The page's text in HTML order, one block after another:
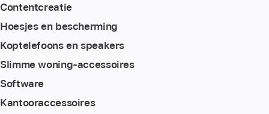
Content­creatie
Hoesjes en bescherming
Koptelefoons en speakers
Slimme woning-accessoires
Software
Kantoor­accessoires